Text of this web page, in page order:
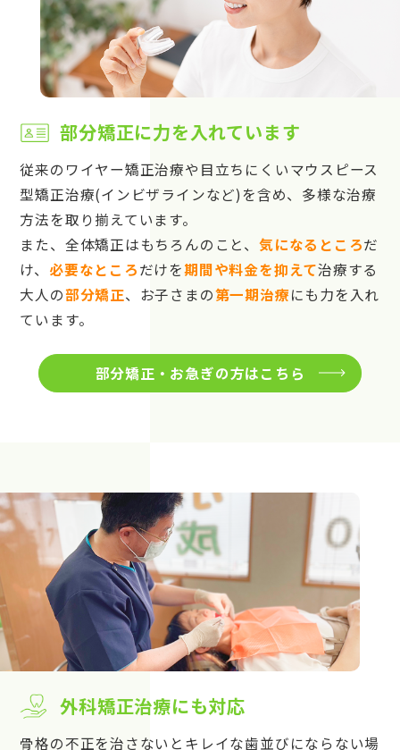
部分矯正に力を入れています
従来のワイヤー矯正治療や目立ちにくいマウスピース
型矯正治療(インビザラインなど)を含め、多様な治療
方法を取り揃えています。
また、全体矯正はもちろんのこと、 気になるところだ
け、 必要なところだけを期間や料金を抑えて治療する
大人の部分矯正、お子さまの第一期治療にも力を入れ
ています。
部分矯正・お急ぎの方はこちら
外科矯正治療にも対応
骨格の不正を治さないとキレイな歯並びにならない場